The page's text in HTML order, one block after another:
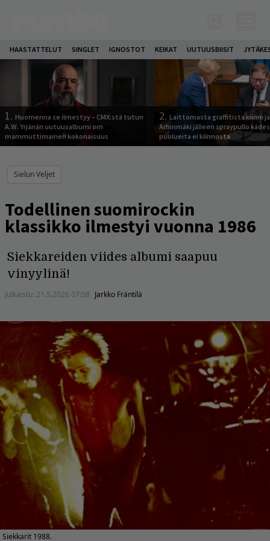
HAASTATTELUT SINGLET IGNOSTOT KEIKAT UUTUUSBIISIT
1. Huomenna se ilmestyy – CMX:stä tutun
A.W. Yrjänän uutuusalbumi om
mammuttimainen kokonaisuus
2. Laittomasta graffitista kiinni
Arhinmäki jälleen spraypullo
puolueita ei kiinnosta
Sielun Veljet
Todellinen suomirockin
klassikko ilmestyi vuonna 1986
Siekkareiden viides albumi saapuu
vinyylinä!
Julkaistu: 21.5.2026 07:08 Jarkko Fräntilä
Siekkarit 1988.